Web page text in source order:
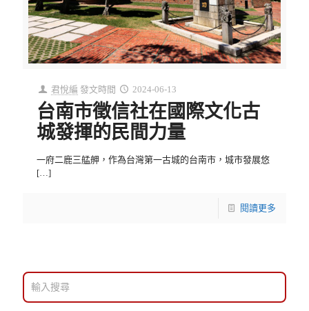
君悅編 發文時間 2024-06-13
台南市徵信社在國際文化古
城發揮的民間力量
一府二鹿三艋舺，作為台灣第一古城的台南市，城市發展悠
[…]
閱讀更多